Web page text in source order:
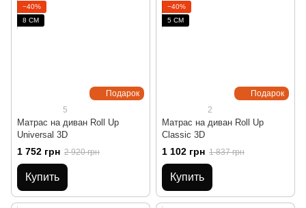
Подарок
−40%
8 СМ
5
Матрас на диван Roll Up
Universal 3D
1 752 грн 2 920 грн
Купить
Подарок
−40%
5 СМ
2
Матрас на диван Roll Up
Classic 3D
1 102 грн 1 837 грн
Купить